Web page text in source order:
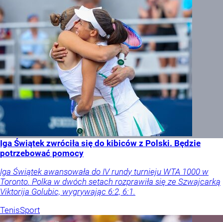
Iga Świątek zwróciła się do kibiców z Polski. Będzie
potrzebować pomocy
Iga Świątek awansowała do IV rundy turnieju WTA 1000 w
Toronto. Polka w dwóch setach rozprawiła się ze Szwajcarką
Viktorija Golubic, wygrywając 6:2, 6:1.
TenisSport